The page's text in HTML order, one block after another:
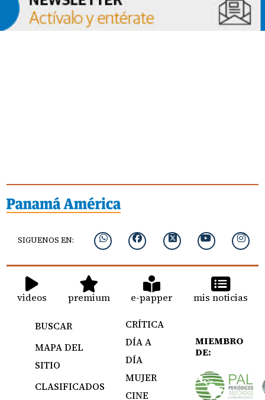
SIGUENOS EN:
videos premium e-papper mis noticias
BUSCAR
MAPA DEL
SITIO
CLASIFICADOS
CRÍTICA
DÍA A
DÍA
MUJER
CINE
MIEMBRO
DE: